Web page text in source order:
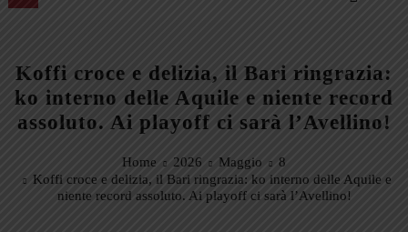
Koffi croce e delizia, il Bari ringrazia:
ko interno delle Aquile e niente record
assoluto. Ai playoff ci sarà l’Avellino!
Home 2026 Maggio
8
Koffi croce e delizia, il Bari ringrazia: ko interno delle Aquile e
niente record assoluto. Ai playoff ci sarà l’Avellino!